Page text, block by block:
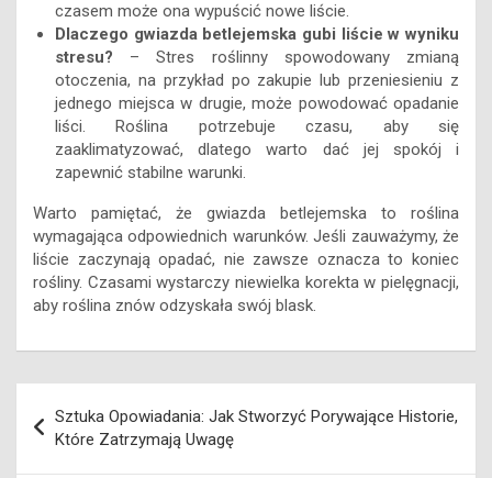
czasem może ona wypuścić nowe liście.
Dlaczego gwiazda betlejemska gubi liście w wyniku
stresu? – Stres roślinny spowodowany zmianą
otoczenia, na przykład po zakupie lub przeniesieniu z
jednego miejsca w drugie, może powodować opadanie
liści. Roślina potrzebuje czasu, aby się
zaaklimatyzować, dlatego warto dać jej spokój i
zapewnić stabilne warunki.
Warto pamiętać, że gwiazda betlejemska to roślina
wymagająca odpowiednich warunków. Jeśli zauważymy, że
liście zaczynają opadać, nie zawsze oznacza to koniec
rośliny. Czasami wystarczy niewielka korekta w pielęgnacji,
aby roślina znów odzyskała swój blask.
wpisu
Sztuka Opowiadania: Jak Stworzyć Porywające Historie,
Które Zatrzymają Uwagę